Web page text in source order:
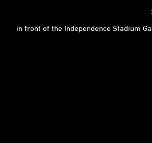
in front of the Independence Stadium